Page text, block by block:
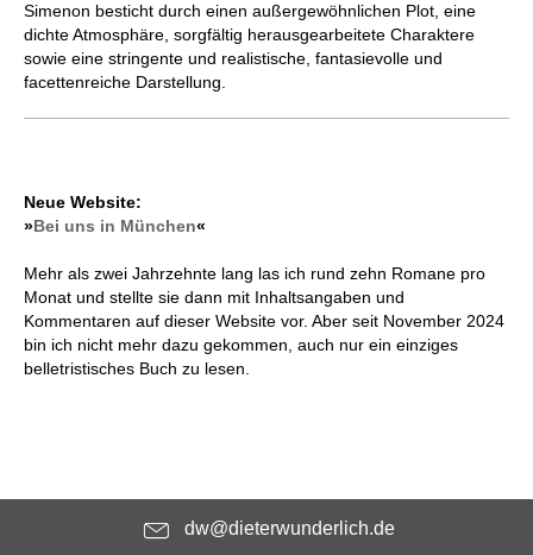
Simenon besticht durch einen außergewöhnlichen Plot, eine
dichte Atmosphäre, sorgfältig herausgearbeitete Charaktere
sowie eine stringente und realistische, fantasievolle und
facettenreiche Darstellung.
Neue Website:
»Bei uns in München«
Mehr als zwei Jahrzehnte lang las ich rund zehn Romane pro
Monat und stellte sie dann mit Inhaltsangaben und
Kommentaren auf dieser Website vor. Aber seit November 2024
bin ich nicht mehr dazu gekommen, auch nur ein einziges
belletristisches Buch zu lesen.
dw@dieterwunderlich.de